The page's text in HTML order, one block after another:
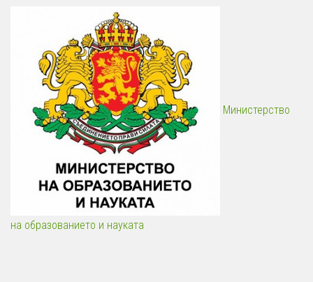
Министерство
на образованието и науката